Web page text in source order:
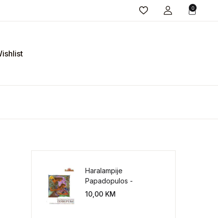
0
Haralampije
Papadopulos -
Poverenje: sloboda od
10,00 KM